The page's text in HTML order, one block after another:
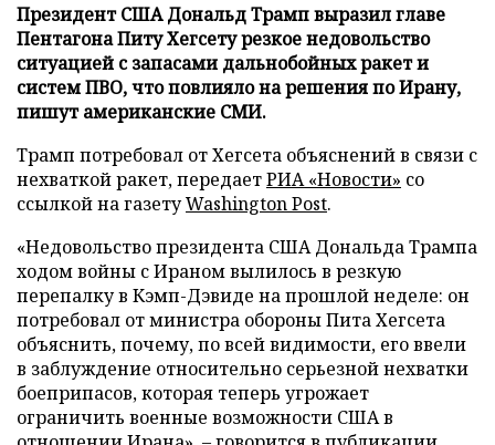
Президент США Дональд Трамп выразил главе
Пентагона Питу Хегсету резкое недовольство
ситуацией с запасами дальнобойных ракет и
систем ПВО, что повлияло на решения по Ирану,
пишут американские СМИ.
Трамп потребовал от Хегсета объяснений в связи с
нехваткой ракет, передаетРИА «Новости» со
ссылкой на газетуWashington Post.
«Недовольство президента США Дональда Трампа
ходом войны с Ираном вылилось в резкую
перепалку в Кэмп-Дэвиде на прошлой неделе: он
потребовал от министра обороны Пита Хегсета
объяснить, почему, по всей видимости, его ввели
в заблуждение относительно серьезной нехватки
боеприпасов, которая теперь угрожает
ограничить военные возможности США в